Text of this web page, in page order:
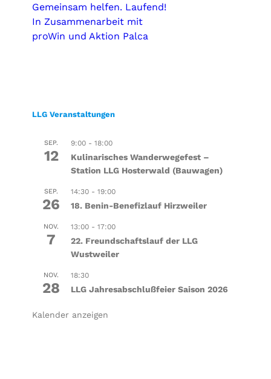
Gemeinsam helfen. Laufend!
In Zusammenarbeit mit
proWin und Aktion Palca
LLG Veranstaltungen
SEP.
12
9:00- 18:00
Kulinarisches Wanderwegefest –
Station LLG Hosterwald (Bauwagen)
SEP.
26
14:30- 19:00
18. Benin-Benefizlauf Hirzweiler
NOV.
7
13:00- 17:00
22. Freundschaftslauf der LLG
Wustweiler
NOV.
28
18:30
LLG Jahresabschlußfeier Saison 2026
Kalender anzeigen